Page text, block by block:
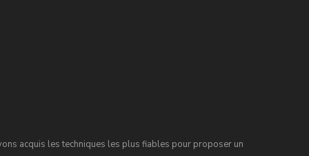
acquis les techniques les plus fiables pour proposer un